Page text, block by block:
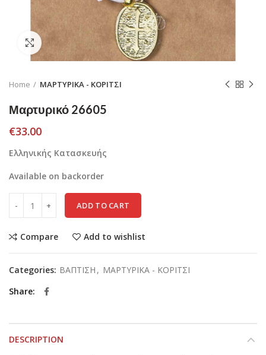
Click to enlarge
Home ΜΑΡΤΥΡΙΚΑ - ΚΟΡΙΤΣΙ
Μαρτυρικό 26605
€33.00
Ελληνικής Κατασκευής
Available on backorder
ADD TO CART
Compare Add to wishlist
Categories: ΒΑΠΤΙΣΗ , ΜΑΡΤΥΡΙΚΑ - ΚΟΡΙΤΣΙ
Share
DESCRIPTION